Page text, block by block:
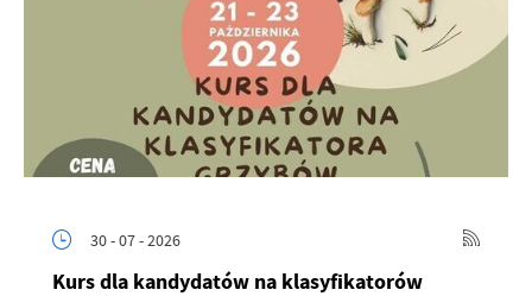
30 - 07 - 2026
Kurs dla kandydatów na klasyfikatorów